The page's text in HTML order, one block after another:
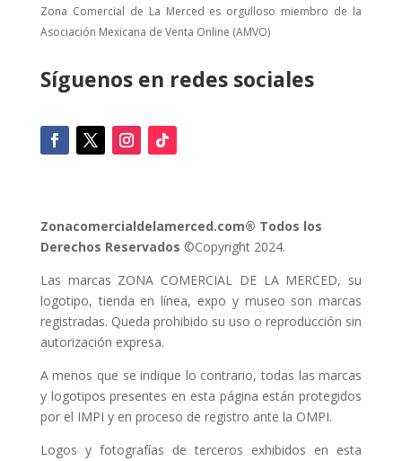
Zona Comercial de La Merced es orgulloso miembro de la
Asociación Mexicana de Venta Online (AMVO)
Síguenos en redes sociales
Zonacomercialdelamerced.com® Todos los
Derechos Reservados ©Copyright 2024.
Las marcas ZONA COMERCIAL DE LA MERCED, su
logotipo, tienda en línea, expo y museo son marcas
registradas. Queda prohibido su uso o reproducción sin
autorización expresa.
A menos que se indique lo contrario, todas las marcas
y logotipos presentes en esta página están protegidos
por el IMPI y en proceso de registro ante la OMPI.
Logos y fotografías de terceros exhibidos en esta